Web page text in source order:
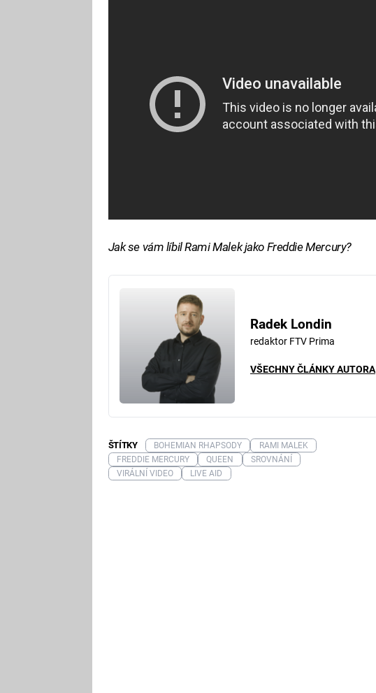
Jak se vám líbil Rami Malek jako Freddie Mercury?
Radek Londin
redaktor FTV Prima
VŠECHNY ČLÁNKY AUTORA
ŠTÍTKY BOHEMIAN RHAPSODY
RAMI MALEK
FREDDIE MERCURY
QUEEN
SROVNÁNÍ
VIRÁLNÍ VIDEO
LIVE AID